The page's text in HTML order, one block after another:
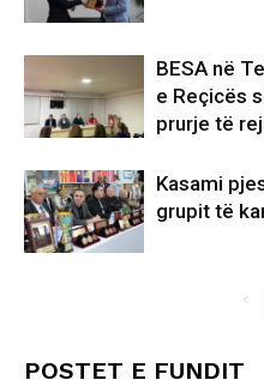
BESA në
e Reçicës
prurje të
Kasami
grupit të
POSTET E FUNDIT